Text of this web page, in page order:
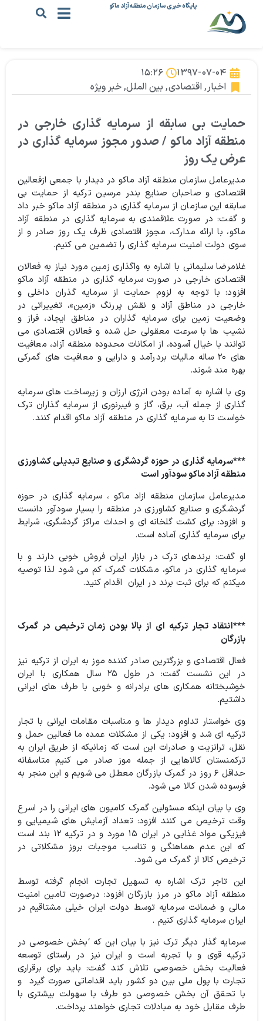
پایگاه خبری سازمان منطقه آزاد ماکو
۱۳۹۷-۰۷-۰۴
۱۵:۲۶
اخبار, اقتصادی, بین الملل,خبر ویژه
حمایت بی سابقه از سرمایه گذاری خارجی در
منطقه آزاد ماکو / صدور مجوز سرمایه گذاری در
عرض یک روز
مدیرعامل سازمان منطقه آزاد ماکو در دیدار با جمعی ازفعالین
اقتصادی و صاحبان صنایع بندر مرسین ترکیه از حمایت بی
سابقه این سازمان از سرمایه گذاری در منطقه آزاد ماکو خبر داد
و گفت: در صورت علاقمندی به سرمایه گذاری در منطقه آزاد
ماکو، با ارائه مدارک، مجوز اقتصادی ظرف یک روز صادر و از
سوی دولت امنیت سرمایه گذاری را تضمین می کنیم.
غلامرضا سلیمانی با اشاره به واگذاری زمین مورد نیاز به فعالان
اقتصادی خارجی در صورت سرمایه گذاری در منطقه آزاد ماکو
افزود: با توجه به لزوم حمایت از سرمایه گذران داخلی و
خارجی در مناطق آزاد و نقش پررنگ «زمین»، تغییراتی در
وضعیت زمین برای سرمایه گذاران در مناطق ایجاد، فراز و
نشیب ها با سرعت معقولی حل شده و فعالان اقتصادی می
توانند با خیال آسوده، از امکانات محدوده منطقه آزاد، معافیت
های ۲۰ ساله مالیات بردرآمد و دارایی و معافیت های گمرکی
بهره مند شوند.
وی با اشاره به آماده بودن انرژی ارزان و زیرساخت های سرمایه
گذاری از جمله آب، برق، گاز و فیبرنوری از سرمایه گذاران ترک
خواست تا به سرمایه گذاری در منطقه آزاد ماکو اقدام کنند.
***سرمایه گذاری در حوزه گردشگری و صنایع تبدیلی کشاورزی
منطقه آزاد ماکو سودآور است
مدیرعامل سازمان منطقه ازاد ماکو ، سرمایه گذاری در حوزه
گردشگری و صنایع کشاورزی در منطقه را بسیار سودآور دانست
و افزود: برای کشت گلخانه ای و احداث مراکز گردشگری، شرایط
برای سرمایه گذاری آماده است.
او گفت: برندهای ترک در بازار ایران فروش خوبی دارند و با
سرمایه گذاری در ماکو، مشکلات گمرک کم می شود لذا توصیه
میکنم که برای ثبت برند در ایران اقدام کنید.
***انتقاد تجار ترکیه ای از بالا بودن زمان ترخیص در گمرک
بازرگان
فعال اقتصادی و بزرگترین صادر کننده موز به ایران از ترکیه نیز
در این نشست گفت: در طول ۲۵ سال همکاری با ایران
خوشبختانه همکاری های برادرانه و خوبی با طرف های ایرانی
داشتیم.
وی خواستار تداوم دیدار ها و مناسبات مقامات ایرانی با تجار
ترکیه ای شد و افزود: یکی از مشکلات عمده ما فعالین حمل و
نقل، ترانزیت و صادرات این است که زمانیکه از طریق ایران به
ترکمنستان کالاهایی از جمله موز صادر می کنیم متاسفانه
حداقل ۶ روز در گمرک بازرگان معطل می شویم و این منجر به
فرسوده شدن کالا می شود.
وی با بیان اینکه مسئولین گمرک کامیون های ایرانی را در اسرع
وقت ترخیص می کنند افزود: تعداد آزمایش های شیمیایی و
فیزیکی مواد غذایی در ایران ۱۵ مورد و در ترکیه ۱۲ بند است
که این عدم هماهنگی و تناسب موجبات بروز مشکلاتی در
ترخیص کالا از گمرک می شود.
این تاجر ترک اشاره به تسهیل تجارت انجام گرفته توسط
منطقه آزاد ماکو در مرز بازرگان افزود: درصورت تامین امنیت
مالی و ضمانت سرمایه توسط دولت ایران خیلی مشتاقیم در
ایران سرمایه گذاری کنیم .
سرمایه گذار دیگر ترک نیز با بیان این که ‘بخش خصوصی در
ترکیه قوی و با تجربه است و ایران نیز در راستای توسعه
فعالیت بخش خصوصی تلاش کند گفت: باید برای برقراری
تجارت با پول ملی بین دو کشور باید اقداماتی صورت گیرد و
با تحقق آن بخش خصوصی دو طرف با سهولت بیشتری با
طرف مقابل خود به مبادلات تجاری خواهند پرداخت.